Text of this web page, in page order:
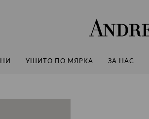
УШИТО ПО МЯРКА ЗА НАС